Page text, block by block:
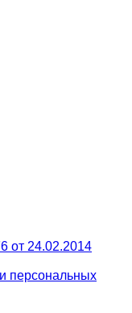
от 24.02.2014
персональных